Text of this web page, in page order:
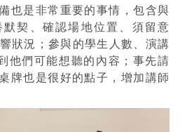
是非常重要的事情，包含與
契、確認場地位置、須留意
狀況；參與的學生人數、演講
他們可能想聽的內容；事先請
牌也是很好的點子，增加講師